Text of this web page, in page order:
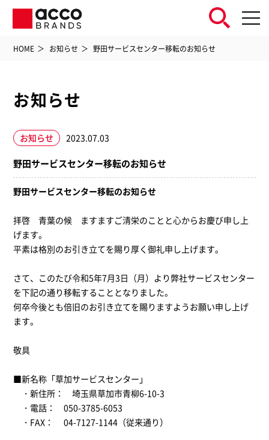
HOME お知らせ 野田サービスセンター移転のお知らせ
お知らせ
お知らせ 2023.07.03
野田サービスセンター移転のお知らせ
野田サービスセンター移転のお知らせ
拝啓 青葉の候 ますますご清栄のことと心からお慶び申し上
げます。
平素は格別のお引き立てを賜り厚く御礼申し上げます。
さて、このたび令和5年7月3日（月）より弊社サービスセンター
を下記の通り移転することとなりました。
何卒今後とも倍旧のお引き立てを賜りますようお願い申し上げ
ます。
敬具
■新名称「草加サービスセンター」
・新住所： 埼玉県草加市青柳6-10-3
・電話： 050-3785-6053
・ FAX ：04-7127-1144（従来通り）